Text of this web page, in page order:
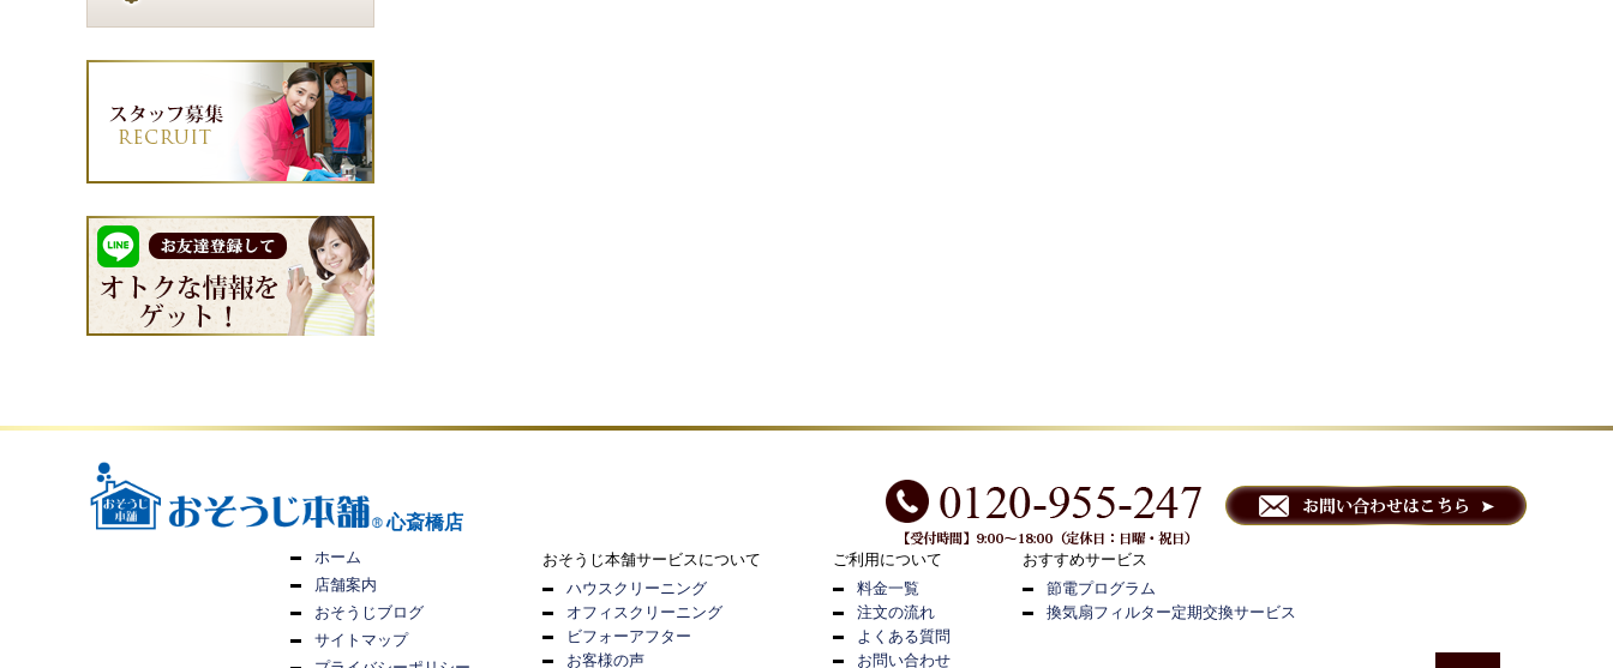
心斎橋店
ホーム
店舗案内
おそうじブログ
サイトマップ
おそうじ本舗サービスについて
ハウスクリーニング
オフィスクリーニング
ビフォーアフター
お客様の声
ご利用について
料金一覧
注文の流れ
よくある質問
お問い合わせ
おすすめサービス
節電プログラム
換気扇フィルター定期交換サービス